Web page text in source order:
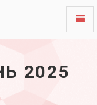
2025